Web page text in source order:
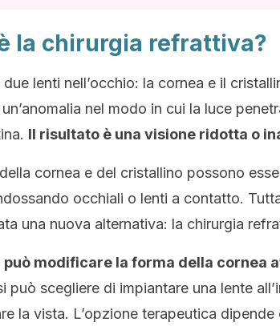
la chirurgia refrattiva?
due lenti nell’occhio: la cornea e il
nel modo in cui la luce
Il risultato è una visione ridotta o
cornea e del cristallino possono
occhiali o lenti a contatto.
una nuova alternativa: la chirurgia
può modificare la forma della cornea
può scegliere di impiantare una lente
la vista. L’opzione terapeutica